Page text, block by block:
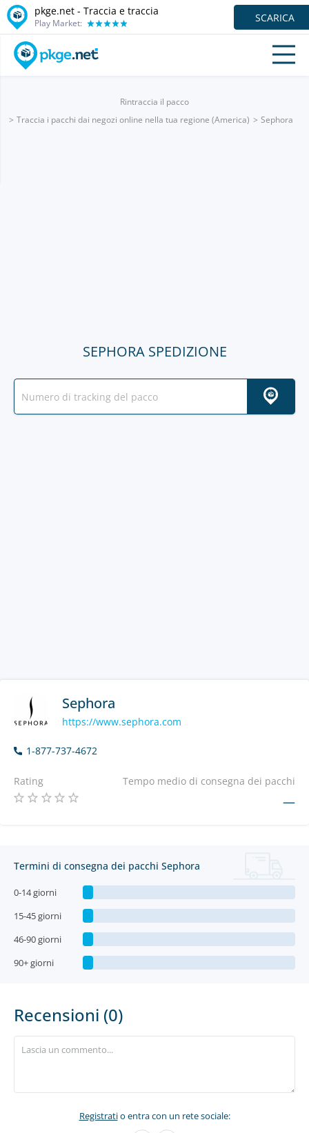
pkge.net - Traccia e traccia
Play Market: SCARICA
Rintraccia il pacco
Traccia i pacchi dai negozi online nella tua regione (America)
Sephora
SEPHORA SPEDIZIONE
Sephora
https://www.sephora.com
1-877-737-4672
Rating Tempo medio di consegna dei pacchi
—
Termini di consegna dei pacchi Sephora
0-14 giorni
15-45 giorni
46-90 giorni
90+ giorni
Recensioni (0)
Registratio entra con un rete sociale: